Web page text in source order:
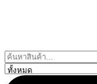
Search
...